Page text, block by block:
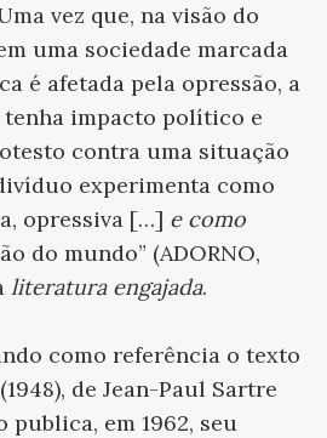
vez que, na visão do
uma sociedade marcada
é afetada pela opressão, a
impacto político e
contra uma situação
experimenta como
opressiva […] e como
do mundo” (ADORNO,
literatura engajada.
como referência o texto
(1948), de Jean-Paul Sartre
publica, em 1962, seu